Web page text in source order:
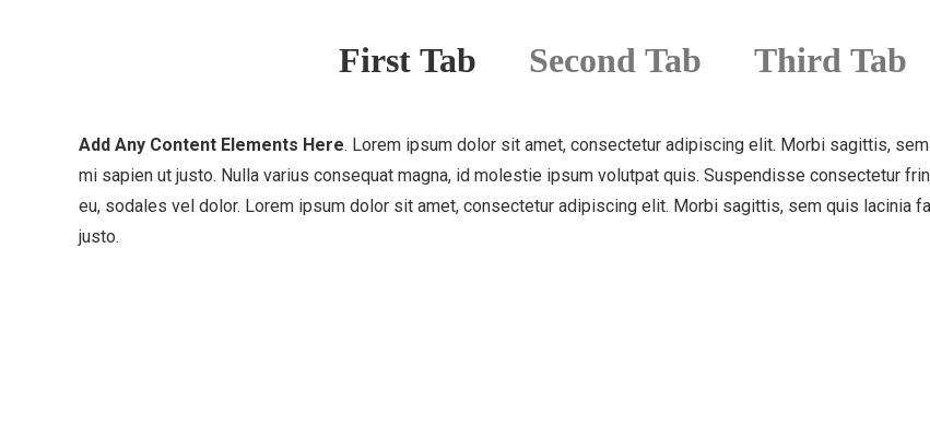
First Tab Second Tab Third Tab
Add Any Content Elements Here. Lorem ipsum dolor sit amet, consectetur adipiscing elit. Morbi sagittis,
mi sapien ut justo. Nulla varius consequat magna, id molestie ipsum volutpat quis. Suspendisse consectetur
eu, sodales vel dolor. Lorem ipsum dolor sit amet, consectetur adipiscing elit. Morbi sagittis, sem quis lacinia
justo.